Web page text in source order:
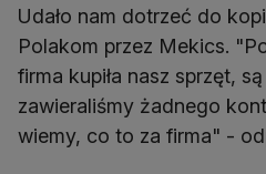
Udało nam dotrzeć do
Polakom przez Mekics.
firma kupiła nasz sprzęt,
zawieraliśmy żadnego
wiemy, co to za firma" -